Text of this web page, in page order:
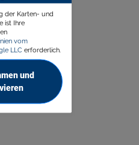
der Karten- und
ist Ihre
vom
LLC erforderlich.
und